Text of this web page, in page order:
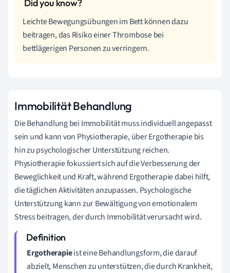
Leichte Bewegungsübungen im Bett können dazu
beitragen, das Risiko einer Thrombose bei
bettlägerigen Personen zu verringern.
Immobilität Behandlung
Die Behandlung bei Immobilität muss individuell angepasst
sein und kann von Physiotherapie, über Ergotherapie bis
hin zu psychologischer Unterstützung reichen.
Physiotherapie fokussiert sich auf die Verbesserung der
Beweglichkeit und Kraft, während Ergotherapie dabei hilft,
die täglichen Aktivitäten anzupassen. Psychologische
Unterstützung kann zur Bewältigung von emotionalem
Stress beitragen, der durch Immobilität verursacht wird.
Ergotherapieist eine Behandlungsform, die darauf
abzielt, Menschen zu unterstützen, die durch Krankheit,